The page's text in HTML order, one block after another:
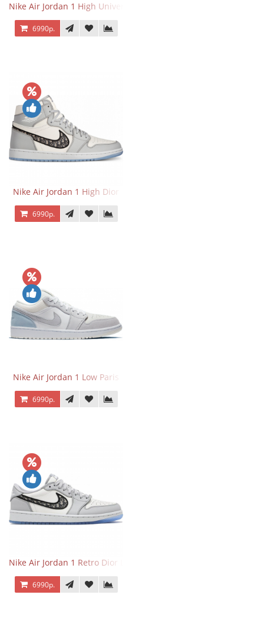
Nike Air Jordan 1 High University Blue
6990р.
Nike Air Jordan 1 High Dior
6990р.
Nike Air Jordan 1 Low Paris
6990р.
Nike Air Jordan 1 Retro Dior Low
6990р.